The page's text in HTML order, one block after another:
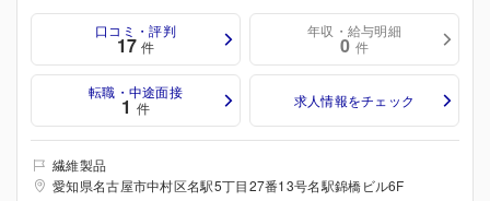
口コミ・評判
17 件
年収・給与明細
0 件
転職・中途面接
1 件 求人情報をチェック
繊維製品
愛知県名古屋市中村区名駅5丁目27番13号名駅錦橋ビル6F